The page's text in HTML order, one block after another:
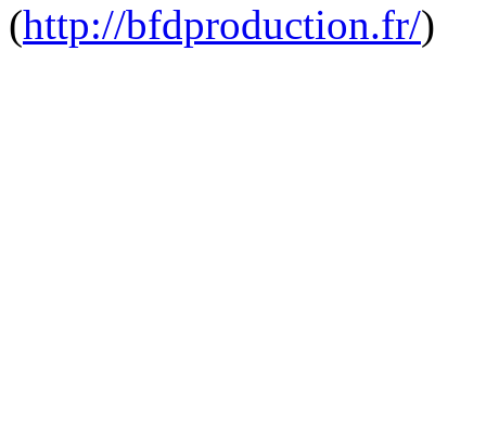
(http://bfdproduction.fr/)